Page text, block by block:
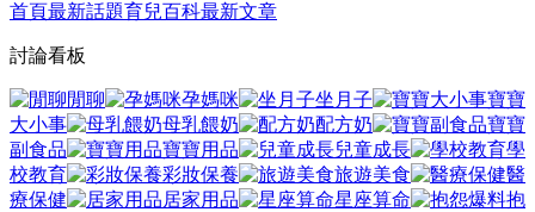
首頁最新話題育兒百科最新文章
討論看板
閒聊 孕媽咪 坐月子
寶寶
大小事
母乳餵奶 配方奶
寶寶
副食品
寶寶用品 兒童成長
學
校教育
彩妝保養 旅遊美食
醫
療保健
居家用品 星座算命
抱